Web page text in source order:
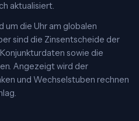
aktualisiert.
um die Uhr am globalen
sind die Zinsentscheide der
sowie die
Angezeigt wird der
und Wechselstuben rechnen